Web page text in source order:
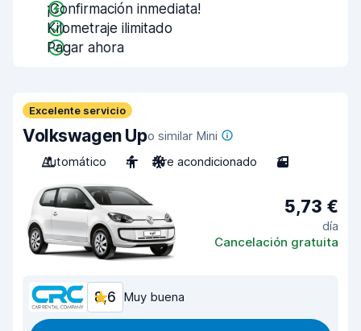
¡Confirmación inmediata!
Kilometraje ilimitado
Pagar ahora
Excelente servicio
Volkswagen Upo similar Mini
Automático
4 Aire acondicionado 3
5,73 €
día
Cancelación gratuita
8,6 Muy buena